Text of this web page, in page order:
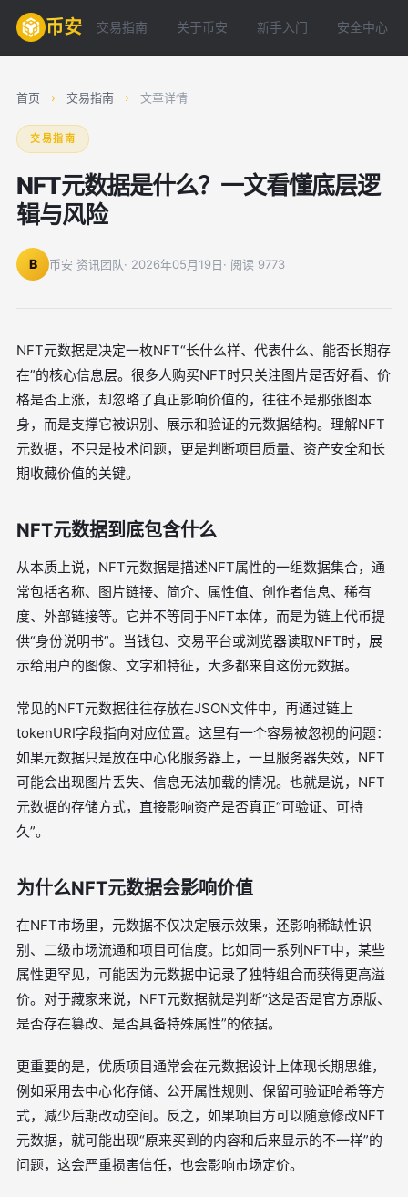
币安 交易指南 关于币安 新手入门 安全中心
首页 › 交易指南 › 文章详情
交易指南
NFT元数据是什么？一文看懂底层逻
辑与风险
B 币安 资讯团队· 2026年05月19日· 阅读 9773
NFT元数据是决定一枚NFT“长什么样、代表什么、能否长期存
在”的核心信息层。很多人购买NFT时只关注图片是否好看、价
格是否上涨，却忽略了真正影响价值的，往往不是那张图本
身，而是支撑它被识别、展示和验证的元数据结构。理解NFT
元数据，不只是技术问题，更是判断项目质量、资产安全和长
期收藏价值的关键。
NFT元数据到底包含什么
从本质上说，NFT元数据是描述NFT属性的一组数据集合，通
常包括名称、图片链接、简介、属性值、创作者信息、稀有
度、外部链接等。它并不等同于NFT本体，而是为链上代币提
供“身份说明书”。当钱包、交易平台或浏览器读取NFT时，展
示给用户的图像、文字和特征，大多都来自这份元数据。
常见的NFT元数据往往存放在JSON文件中，再通过链上
tokenURI字段指向对应位置。这里有一个容易被忽视的问题：
如果元数据只是放在中心化服务器上，一旦服务器失效，NFT
可能会出现图片丢失、信息无法加载的情况。也就是说，NFT
元数据的存储方式，直接影响资产是否真正“可验证、可持
久”。
为什么NFT元数据会影响价值
在NFT市场里，元数据不仅决定展示效果，还影响稀缺性识
别、二级市场流通和项目可信度。比如同一系列NFT中，某些
属性更罕见，可能因为元数据中记录了独特组合而获得更高溢
价。对于藏家来说，NFT元数据就是判断“这是否是官方原版、
是否存在篡改、是否具备特殊属性”的依据。
更重要的是，优质项目通常会在元数据设计上体现长期思维，
例如采用去中心化存储、公开属性规则、保留可验证哈希等方
式，减少后期改动空间。反之，如果项目方可以随意修改NFT
元数据，就可能出现“原来买到的内容和后来显示的不一样”的
问题，这会严重损害信任，也会影响市场定价。